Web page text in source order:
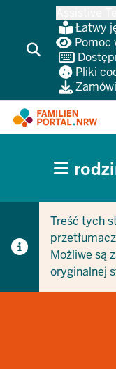
głównej
Łatwy
Pomoc
Pliki
CURRENT
CURRENT
Treść tych
Możliwe są
oryginalnej